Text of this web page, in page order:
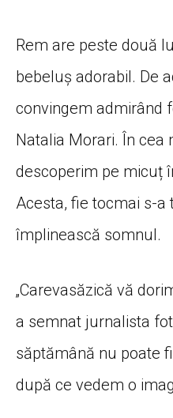
Rem are peste două
bebeluș adorabil. De
convingem admirând
Natalia Morari. În cea
descoperim pe micuț
Acesta, fie tocmai s-
împlinească somnul.
„Carevasăzică vă
a semnat jurnalista
săptămână nu poate
după ce vedem o